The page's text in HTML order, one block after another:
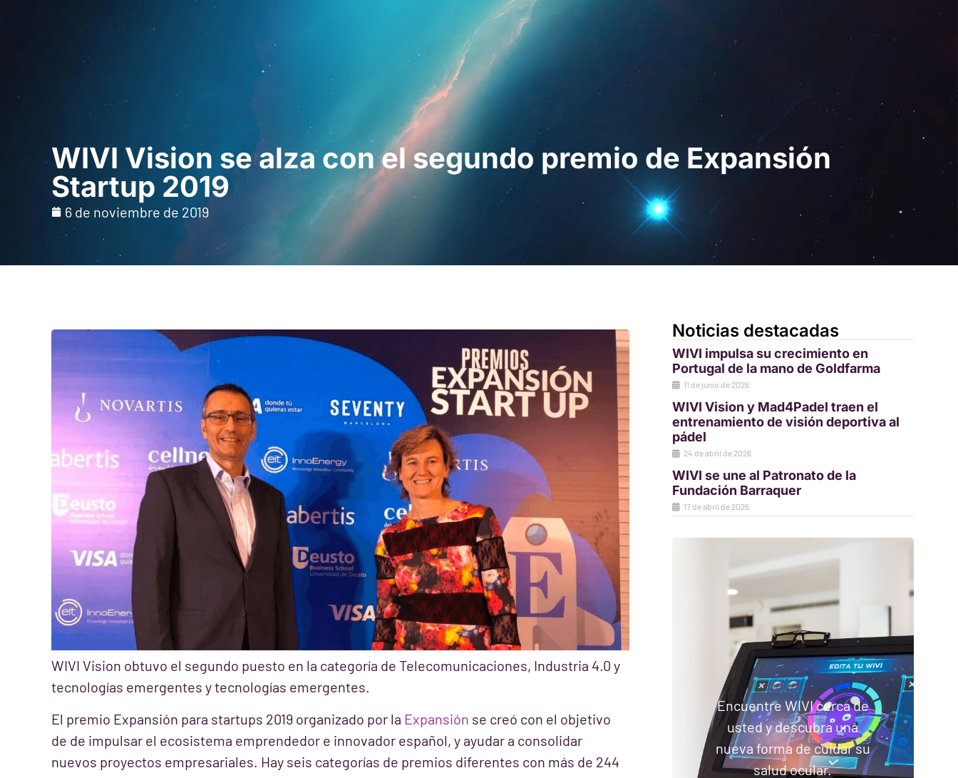
Para profesionales Para pacientes
Solicita una
WIVI Vision se alza con el segundo premio de Expansión
Startup 2019
6 de noviembre de 2019
WIVI Vision obtuvo el segundo puesto en la categoría de Telecomunicaciones, Industria 4.0 y
tecnologías emergentes y tecnologías emergentes.
El premio Expansión para startups 2019 organizado por la Expansión se creó con el objetivo
de de impulsar el ecosistema emprendedor e innovador español, y ayudar a consolidar
nuevos proyectos empresariales. Hay seis categorías de premios diferentes con más de 244
Noticias destacadas
WIVI impulsa su crecimiento en
Portugal de la mano de Goldfarma
11 de junio de 2026
WIVI Vision y Mad4Padel traen el
entrenamiento de visión deportiva al
pádel
24 de abril de 2026
WIVI se une al Patronato de la
Fundación Barraquer
17 de abril de 2026
Encuentre WIVI cerca de
usted y descubra una
nueva forma de cuidar su
salud ocular.